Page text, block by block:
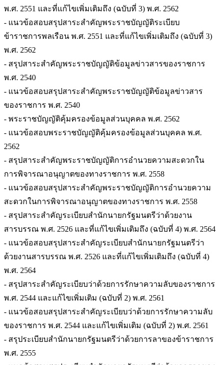
พ.ศ. 2551 และที่แก้ไขเพิ่มเติมถึง (ฉบับที่ 3) พ.ศ. 2562
- แนวข้อสอบสรุปสาระสำคัญพระราชบัญญัติระเบียบ
ข้าราชการพลเรือน พ.ศ. 2551 และที่แก้ไขเพิ่มเติมถึง (ฉบับที่ 3)
พ.ศ. 2562
- สรุปสาระสำคัญพระราชบัญญัติข้อมูลข่าวสารของราชการ
พ.ศ. 2540
- แนวข้อสอบสรุปสาระสำคัญพระราชบัญญัติข้อมูลข่าวสาร
ของราชการ พ.ศ. 2540
- พระราชบัญญัติคุ้มครองข้อมูลส่วนบุคคล พ.ศ. 2562
- แนวข้อสอบพระราชบัญญัติคุ้มครองข้อมูลส่วนบุคคล พ.ศ.
2562
- สรุปสาระสำคัญพระราชบัญญัติการอำนวยความสะดวกใน
การพิจารณาอนุญาตของทางราชการ พ.ศ. 2558
- แนวข้อสอบสรุปสาระสำคัญพระราชบัญญัติการอำนวยความ
สะดวกในการพิจารณาอนุญาตของทางราชการ พ.ศ. 2558
- สรุปสาระสำคัญระเบียบสำนักนายกรัฐมนตรีว่าด้วยงาน
สารบรรณ พ.ศ. 2526 และที่แก้ไขเพิ่มเติมถึง (ฉบับที่ 4) พ.ศ. 2564
- แนวข้อสอบสรุปสาระสำคัญระเบียบสำนักนายกรัฐมนตรีว่า
ด้วยงานสารบรรณ พ.ศ. 2526 และที่แก้ไขเพิ่มเติมถึง (ฉบับที่ 4)
พ.ศ. 2564
- สรุปสาระสำคัญระเบียบว่าด้วยการรักษาความลับของราชการ
พ.ศ. 2544 และแก้ไขเพิ่มเติม (ฉบับที่ 2) พ.ศ. 2561
- แนวข้อสอบสรุปสาระสำคัญระเบียบว่าด้วยการรักษาความลับ
ของราชการ พ.ศ. 2544 และแก้ไขเพิ่มเติม (ฉบับที่ 2) พ.ศ. 2561
- สรุประเบียบสำนักนายกรัฐมนตรีว่าด้วยการลาของข้าราชการ
พ.ศ. 2555